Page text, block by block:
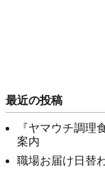
最近の投稿
『ヤマウチ調理
案内
職場お届け日替